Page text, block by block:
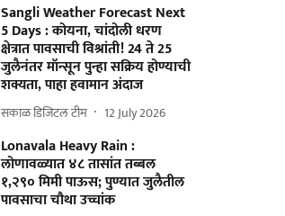
Sangli Weather Forecast Next
5 Days : कोयना, चांदोली धरण
क्षेत्रात पावसाची विश्रांती! 24 ते 25
जुलैनंतर मॉन्सून पुन्हा सक्रिय होण्याची
शक्यता, पाहा हवामान अंदाज
सकाळ डिजिटल टीम 12 July 2026
Lonavala Heavy Rain :
लोणावळ्यात ४८ तासांत तब्बल
१,२९० मिमी पाऊस; पुण्यात जुलैतील
पावसाचा चौथा उच्चांक